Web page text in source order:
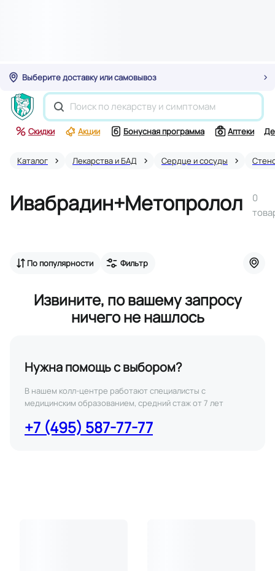
Выберите доставку или самовывоз
Скидки Акции Бонусная программа Аптеки
Каталог Лекарства и БАД Сердце и сосуды
Ивабрадин+Метопролол
0
По популярности Фильтр
Извините, по вашему запросу
ничего не нашлось
Нужна помощь с выбором?
В нашем колл-центре работают специалисты с
медицинским образованием, средний стаж от 7 лет
+7 (495) 587-77-77